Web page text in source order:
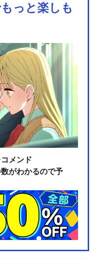
っと楽しも
メンド
がわかるので予